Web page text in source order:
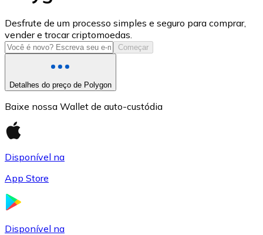
USD Coin
USDC
Desfrute de um processo simples e seguro para comprar,
vender e trocar criptomoedas.
Começar
Detalhes do preço de Polygon
Baixe nossa Wallet de auto-custódia
Disponível na
App Store
Disponível na